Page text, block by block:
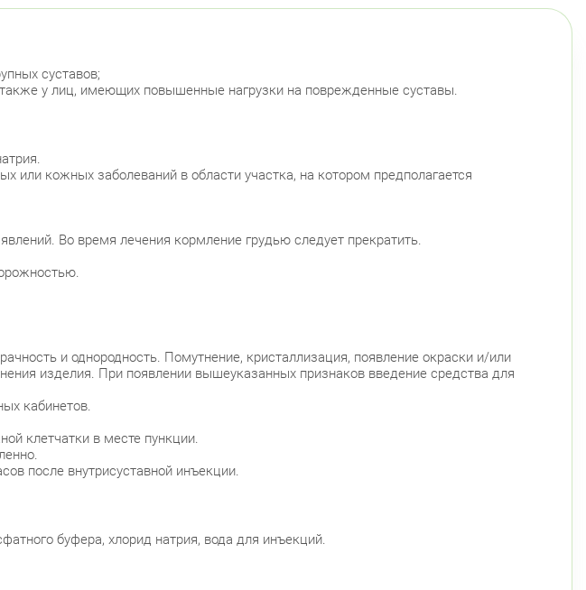
суставов;
также у лиц, имеющих повышенные нагрузки на поврежденные суставы.
или кожных заболеваний в области участка, на котором предполагается
Во время лечения кормление грудью следует прекратить.
и однородность. Помутнение, кристаллизация, появление окраски и/или
изделия. При появлении вышеуказанных признаков введение средства для
кабинетов.
клетчатки в месте пункции.
после внутрисуставной инъекции.
буфера, хлорид натрия, вода для инъекций.